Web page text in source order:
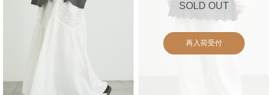
SOLD OUT
再入荷受付